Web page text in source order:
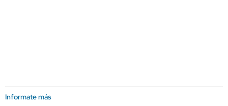
Informate más